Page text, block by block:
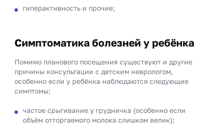
гиперактивность и прочие;
Симптоматика болезней у ребёнка
Помимо планового посещения существуют и другие
причины консультации с детским неврологом,
особенно если у ребёнка наблюдаются следующие
симптомы:
частое срыгивание у грудничка (особенно если
объём отторгаемого молока слишком велик);